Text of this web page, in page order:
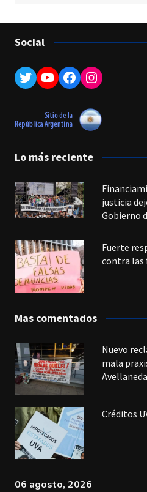
Social
Twitter
YouTube
Facebook
Instagram
Lo más reciente
justicia
Gobierno
Fuerte
contra las
Mas comentados
Nuevo
mala
Avellaneda
Créditos
06 agosto, 2026